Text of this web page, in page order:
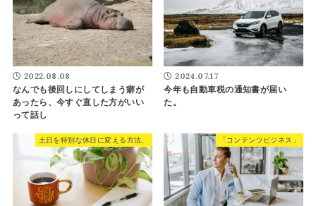
2022.08.08
なんでも後回しにしてしまう癖が
あったら、今すぐ直した方がいい
って話し
2024.07.17
今年も自動車税の通知書が届い
た。
土日を特別な休日に変える方法。 「コンテンツビジネス」